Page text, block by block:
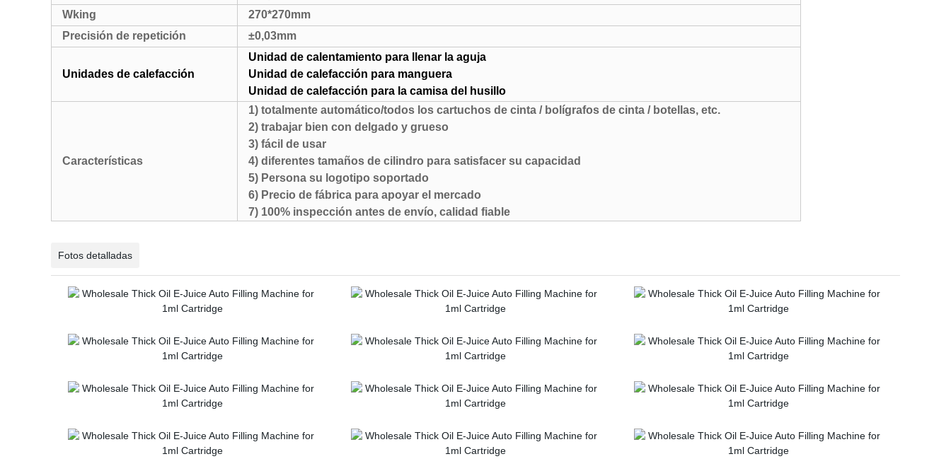
Wking
270*270mm
Precisión de repetición
±0,03mm
Unidades de calefacción
Unidad de calentamiento para llenar la aguja
Unidad de calefacción para manguera
Unidad de calefacción para la camisa del husillo
Características
1) totalmente automático/todos los cartuchos de cinta / bolígrafos de cinta / botellas, etc.
2) trabajar bien con delgado y grueso
3) fácil de usar
4) diferentes tamaños de cilindro para satisfacer su capacidad
5) Persona su logotipo soportado
6) Precio de fábrica para apoyar el mercado
7) 100% inspección antes de envío, calidad fiable
Fotos detalladas